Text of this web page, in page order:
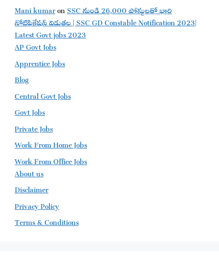
Mani kumaronSSC నుండి 26,000 పోస్టులతో భారి
నోటిఫికేషన్ విడుతల | SSC GD Constable Notification 2023|
Latest Govt jobs 2023
AP Govt Jobs
Apprentice Jobs
Blog
Central Govt Jobs
Govt Jobs
Private Jobs
Work From Home Jobs
Work From Office Jobs
About us
Disclaimer
Privacy Policy
Terms & Conditions